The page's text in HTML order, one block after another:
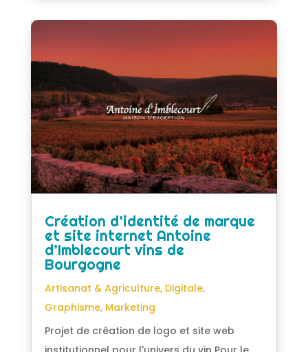
Création d’identité de marque
et site internet Antoine
d’Imblecourt vins de
Bourgogne
Artisanat & Agriculture, Digitale,
Graphisme, Marketing
Projet de création de logo et site web